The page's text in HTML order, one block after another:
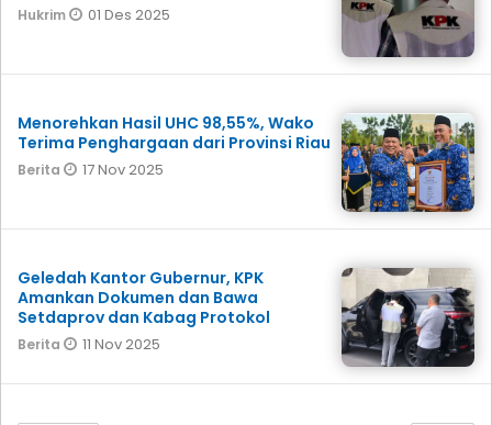
Hukrim 01 Des 2025
Menorehkan Hasil UHC 98,55%, Wako
Terima Penghargaan dari Provinsi Riau
Berita 17 Nov 2025
Geledah Kantor Gubernur, KPK
Amankan Dokumen dan Bawa
Setdaprov dan Kabag Protokol
Berita 11 Nov 2025